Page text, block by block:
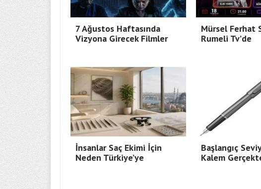
7 Ağustos Haftasında
Vizyona Girecek Filmler
Mürsel Ferhat
Rumeli Tv’de
İnsanlar Saç Ekimi İçin
Neden Türkiye’ye
Başlangıç
Kalem